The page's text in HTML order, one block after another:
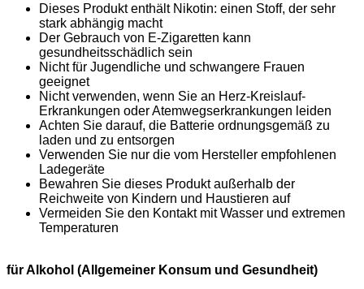
Dieses Produkt enthält Nikotin: einen Stoff, der sehr
stark abhängig macht
Der Gebrauch von E-Zigaretten kann
gesundheitsschädlich sein
Nicht für Jugendliche und schwangere Frauen
geeignet
Nicht verwenden, wenn Sie an Herz-Kreislauf-
Erkrankungen oder Atemwegserkrankungen leiden
Achten Sie darauf, die Batterie ordnungsgemäß zu
laden und zu entsorgen
Verwenden Sie nur die vom Hersteller empfohlenen
Ladegeräte
Bewahren Sie dieses Produkt außerhalb der
Reichweite von Kindern und Haustieren auf
Vermeiden Sie den Kontakt mit Wasser und extremen
Temperaturen
für Alkohol (Allgemeiner Konsum und Gesundheit)